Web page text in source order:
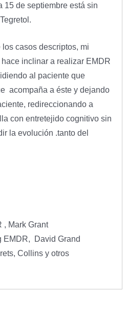
15 de septiembre está sin
casos descriptos, mi
inclinar a realizar EMDR
al paciente que
acompaña a éste y dejando
redireccionando a
con entretejido cognitivo sin
la evolución .tanto del
, Mark Grant
EMDR, David Grand
Collins y otros